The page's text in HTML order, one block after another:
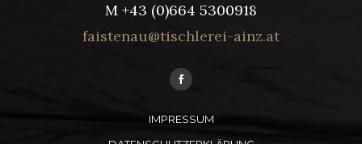
M +43 (0)664 5300918
ta.zn
ia-ie
relhc
sit@u
anets
iaf
IMPRESSUM